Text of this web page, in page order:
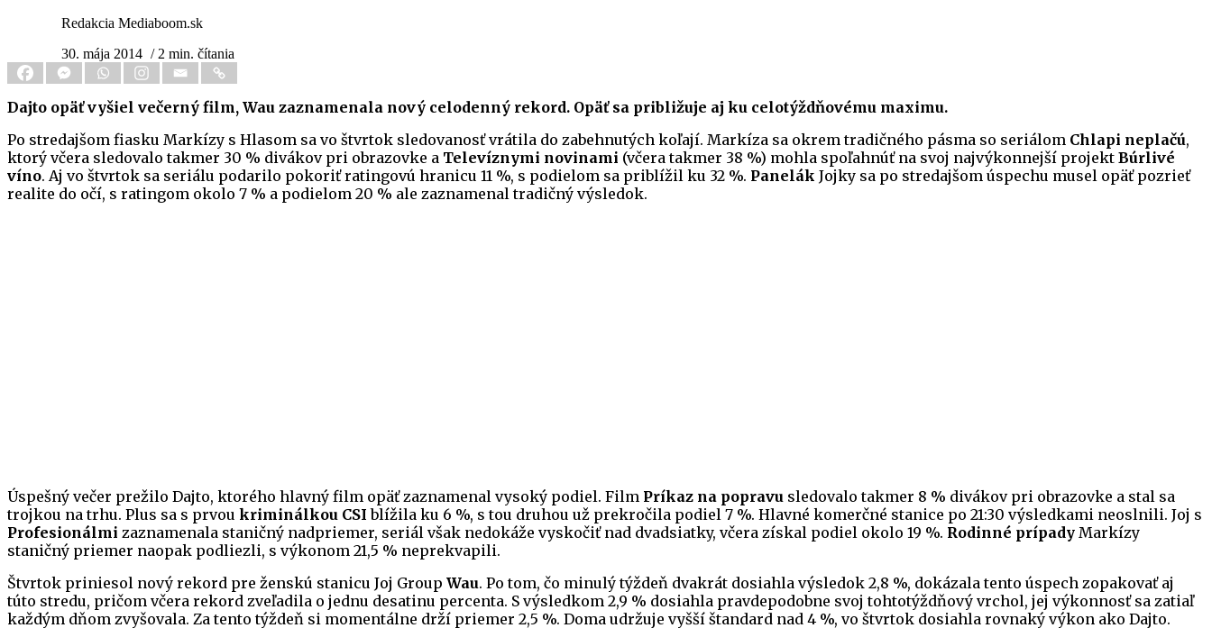
Redakcia Mediaboom.sk
30. mája 2014 / 2 min. čítania
Dajto opäť vyšiel večerný film, Wau zaznamenala nový celodenný rekord. Opäť sa približuje aj ku celotýždňovému maximu.
Po stredajšom fiasku Markízy s Hlasom sa vo štvrtok sledovanosť vrátila do zabehnutých koľají. Markíza sa okrem tradičného pásma so seriálom Chlapi neplačú,
ktorý včera sledovalo takmer 30 % divákov pri obrazovke a Televíznymi novinami (včera takmer 38 %) mohla spoľahnúť na svoj najvýkonnejší projekt Búrlivé
víno. Aj vo štvrtok sa seriálu podarilo pokoriť ratingovú hranicu 11 %, s podielom sa priblížil ku 32 %. Panelák Jojky sa po stredajšom úspechu musel opäť pozrieť
realite do očí, s ratingom okolo 7 % a podielom 20 % ale zaznamenal tradičný výsledok.
Úspešný večer prežilo Dajto, ktorého hlavný film opäť zaznamenal vysoký podiel. Film Príkaz na popravu sledovalo takmer 8 % divákov pri obrazovke a stal sa
trojkou na trhu. Plus sa s prvou kriminálkou CSI blížila ku 6 %, s tou druhou už prekročila podiel 7 %. Hlavné komerčné stanice po 21:30 výsledkami neoslnili. Joj s
Profesionálmi zaznamenala staničný nadpriemer, seriál však nedokáže vyskočiť nad dvadsiatky, včera získal podiel okolo 19 %. Rodinné prípady Markízy
staničný priemer naopak podliezli, s výkonom 21,5 % neprekvapili.
Štvrtok priniesol nový rekord pre ženskú stanicu Joj Group Wau. Po tom, čo minulý týždeň dvakrát dosiahla výsledok 2,8 %, dokázala tento úspech zopakovať aj
túto stredu, pričom včera rekord zveľadila o jednu desatinu percenta. S výsledkom 2,9 % dosiahla pravdepodobne svoj tohtotýždňový vrchol, jej výkonnosť sa zatiaľ
každým dňom zvyšovala. Za tento týždeň si momentálne drží priemer 2,5 %. Doma udržuje vyšší štandard nad 4 %, vo štvrtok dosiahla rovnaký výkon ako Dajto.